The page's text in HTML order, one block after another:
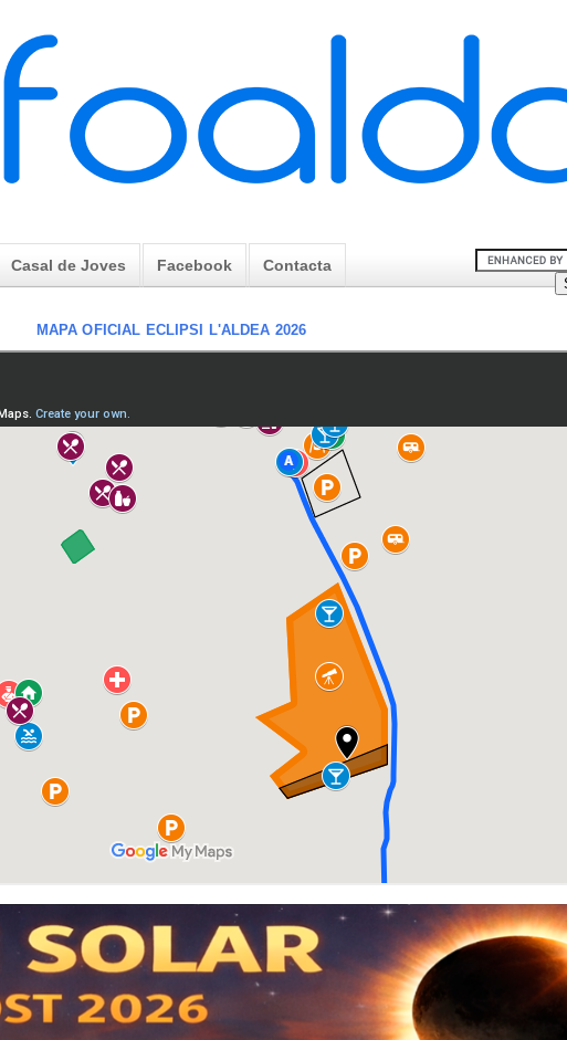
Casal de Joves Facebook Contacta
MAPA OFICIAL ECLIPSI L'ALDEA 2026